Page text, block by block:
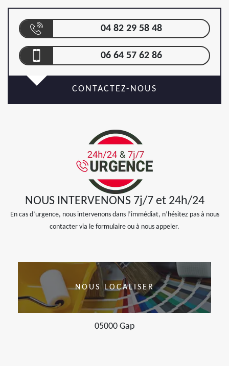
04 82 29 58 48
06 64 57 62 86
CONTACTEZ-NOUS
NOUS INTERVENONS 7j/7 et 24h/24
En cas d’urgence, nous intervenons dans l’immédiat, n’hésitez pas à nous
contacter via le formulaire ou à nous appeler.
NOUS LOCALISER
05000 Gap